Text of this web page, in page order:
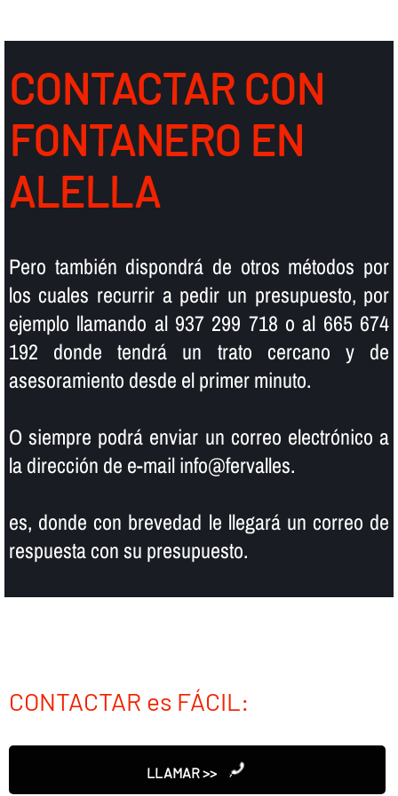
CONTACTAR CON
FONTANERO EN
ALELLA
Pero también dispondrá de otros métodos por
los cuales recurrir a pedir un presupuesto, por
ejemplo llamando al 937 299 718 o al 665 674
192 donde tendrá un trato cercano y de
asesoramiento desde el primer minuto.
O siempre podrá enviar un correo electrónico a
la dirección de e-mail info@fervalles.
es, donde con brevedad le llegará un correo de
respuesta con su presupuesto.
CONTACTAR es FÁCIL:
LLAMAR >>